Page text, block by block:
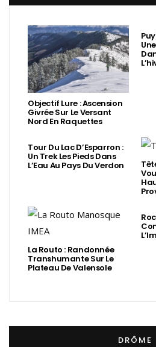
Objectif Lure : Ascension
Givrée Sur Le Versant
Nord En Raquettes
Tour Du Lac D’Esparron :
Un Trek Les Pieds Dans
L’Eau Au Pays Du Verdon
La Routo : Randonnée
Transhumante Sur Le
Plateau De Valensole
DRÔME